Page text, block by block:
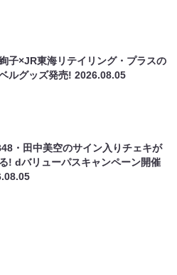
子×JR東海リテイリング・プラスの
ベルグッズ発売!2026.08.05
・田中美空のサイン入りチェキが
! dバリューパスキャンペーン開催